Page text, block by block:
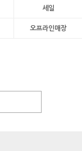
세일
오프라인매장